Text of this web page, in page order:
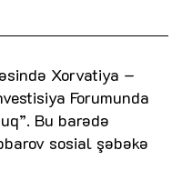
Xorvatiya –
Forumunda
Bu barədə
sosial şəbəkə